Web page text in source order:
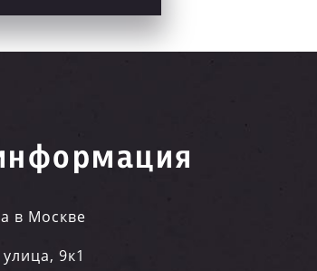
в Москве
9к1